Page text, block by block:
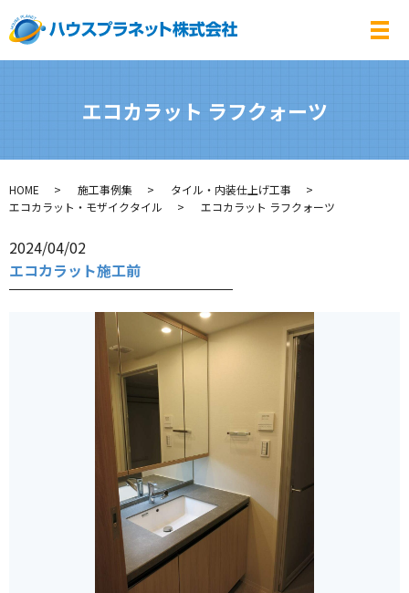
メ
エコカラット ラフクォーツ
HOME 施工事例集
タイル・内装仕上げ工事
エコカラット・モザイクタイル
エコカラット ラフクォーツ
2024/04/02
エコカラット施工前